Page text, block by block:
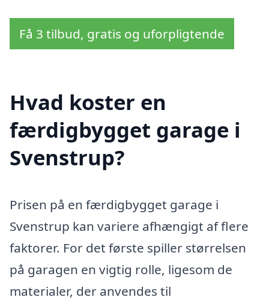
Få 3 tilbud, gratis og uforpligtende
Hvad koster en
færdigbygget garage i
Svenstrup?
Prisen på en færdigbygget garage i
Svenstrup kan variere afhængigt af flere
faktorer. For det første spiller størrelsen
på garagen en vigtig rolle, ligesom de
materialer, der anvendes til